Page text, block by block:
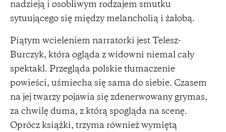
nadzieją i osobliwym rodzajem smutku
sytuującego się między melancholią i żałobą.
Piątym wcieleniem narratorki jest Telesz-
Burczyk, która ogląda z widowni niemal cały
spektakl. Przegląda polskie tłumaczenie
powieści, uśmiecha się sama do siebie. Czasem
na jej twarzy pojawia się zdenerwowany grymas,
za chwilę duma, z którą spogląda na scenę.
Oprócz książki, trzyma również wymiętą